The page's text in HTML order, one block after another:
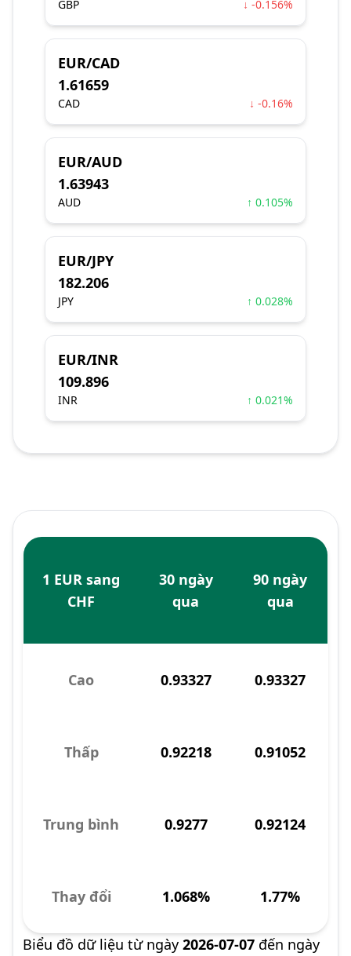
GBP ↓ -0.156%
EUR/CAD
1.61659
CAD ↓ -0.16%
EUR/AUD
1.63943
AUD ↑ 0.105%
EUR/JPY
182.206
JPY ↑ 0.028%
EUR/INR
109.896
INR ↑ 0.021%
1 EUR sang
CHF
30 ngày
qua
90 ngày
qua
Cao 0.93327 0.93327
Thấp 0.92218 0.91052
Trung bình 0.9277 0.92124
Thay đổi 1.068% 1.77%
Biểu đồ dữ liệu từ ngày 2026-07-07 đến ngày